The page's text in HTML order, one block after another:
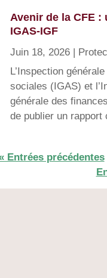
Avenir de la CFE :
IGAS-IGF
Juin 18, 2026|
L’Inspection
sociales (IGAS) et
générale des
de publier un rapport
Entrées précédentes